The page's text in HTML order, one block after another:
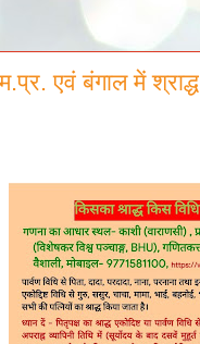
एवं बंगाल में श्राद्ध